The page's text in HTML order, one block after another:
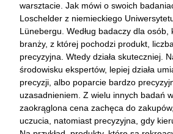
warsztacie. Jak mówi o swoich
Loschelder z niemieckiego
Lünebergu. Według badaczy dla osób,
branży, z której pochodzi produkt,
precyzyjna. Wtedy działa skuteczniej.
środowisku ekspertów, lepiej działa
precyzji, albo poparcie bardzo
uzasadnieniem. Z wielu innych badań
zaokrąglona cena zachęca do
uczucia, natomiast precyzyjna, gdy